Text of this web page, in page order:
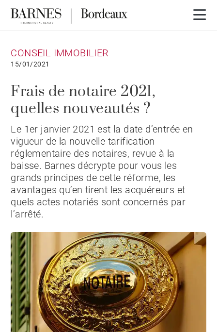
CONSEIL IMMOBILIER
15/01/2021
Frais de notaire 2021,
quelles nouveautés ?
Le 1er janvier 2021 est la date d’entrée en
vigueur de la nouvelle tarification
réglementaire des notaires, revue à la
baisse. Barnes décrypte pour vous les
grands principes de cette réforme, les
avantages qu’en tirent les acquéreurs et
quels actes notariés sont concernés par
l’arrêté.